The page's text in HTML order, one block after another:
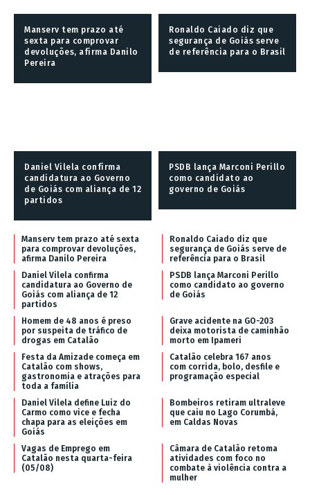
Manserv tem prazo até
sexta para comprovar
devoluções, afirma Danilo
Pereira
Ronaldo Caiado diz que
segurança de Goiás serve
de referência para o Brasil
Daniel Vilela confirma
candidatura ao Governo
de Goiás com aliança de 12
partidos
PSDB lança Marconi Perillo
como candidato ao
governo de Goiás
Manserv tem prazo até sexta
para comprovar devoluções,
afirma Danilo Pereira
Ronaldo Caiado diz que
segurança de Goiás serve de
referência para o Brasil
Daniel Vilela confirma
candidatura ao Governo de
Goiás com aliança de 12
partidos
PSDB lança Marconi Perillo
como candidato ao governo
de Goiás
Homem de 48 anos é preso
por suspeita de tráfico de
drogas em Catalão
Grave acidente na GO-203
deixa motorista de caminhão
morto em Ipameri
Festa da Amizade começa em
Catalão com shows,
gastronomia e atrações para
toda a família
Catalão celebra 167 anos
com corrida, bolo, desfile e
programação especial
Daniel Vilela define Luiz do
Carmo como vice e fecha
chapa para as eleições em
Goiás
Bombeiros retiram ultraleve
que caiu no Lago Corumbá,
em Caldas Novas
Vagas de Emprego em
Catalão nesta quarta-feira
(05/08)
Câmara de Catalão retoma
atividades com foco no
combate à violência contra a
mulher